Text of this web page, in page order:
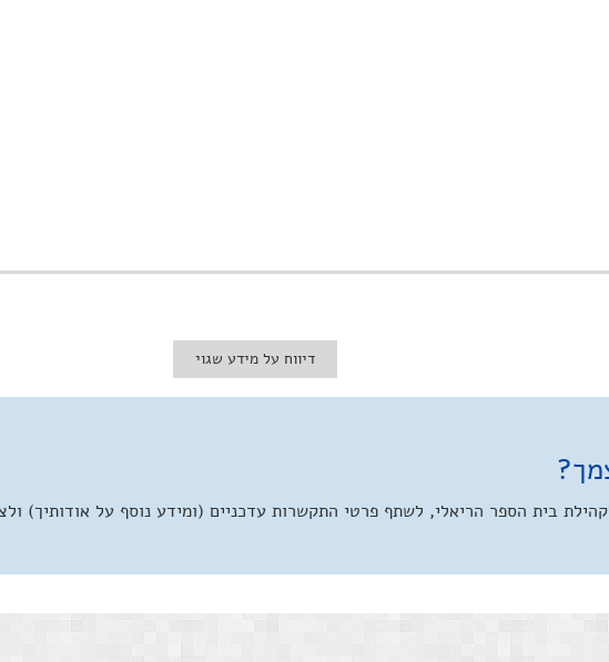
דיווח על מידע שגוי
בית הספר הריאלי, לשתף פרטי התקשרות עדכניים (ומידע נוסף על אודותיך)